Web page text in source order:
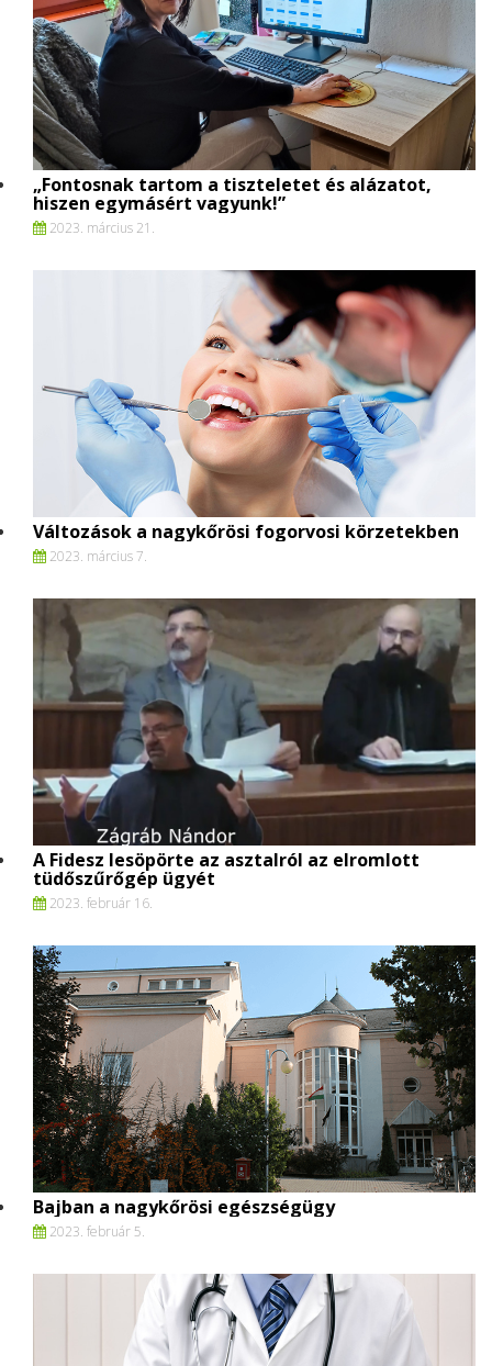
„Fontosnak tartom a tiszteletet és alázatot,
hiszen egymásért vagyunk!”
2023. március 21.
Változások a nagykőrösi fogorvosi körzetekben
2023. március 7.
A Fidesz lesöpörte az asztalról az elromlott
tüdőszűrőgép ügyét
2023. február 16.
Bajban a nagykőrösi egészségügy
2023. február 5.